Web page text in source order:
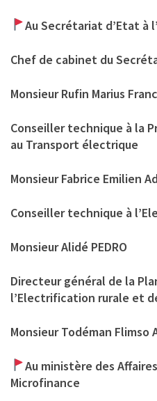
Au Secrétariat d’Etat à
Chef de cabinet du
Monsieur Rufin Marius
Conseiller technique à la
au Transport électrique
Monsieur Fabrice Emilien
Conseiller technique à
Monsieur Alidé PEDRO
Directeur général de la
l’Electrification rurale et
Monsieur Todéman Flimso
Au ministère des
Microfinance